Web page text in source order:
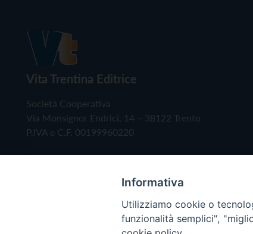
Vita Trentina Editrice
Società Cooperativa
Via Monsignor Endrici, 14 – 38122 Trento
P.IVA e C.F. 00199960220
Informativa
Utilizziamo cookie o
funzionalità semplici",